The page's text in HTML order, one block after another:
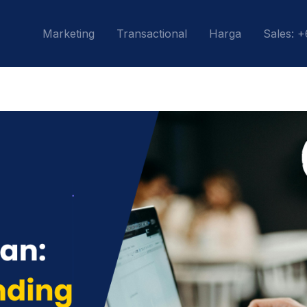
Marketing Transactional Harga Sales: